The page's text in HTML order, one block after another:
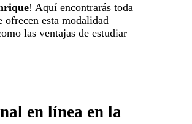
! Aquí encontrarás toda
ofrecen esta modalidad
las ventajas de estudiar
en línea en la